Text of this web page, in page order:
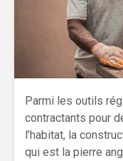
Parmi les outils
contractants pour
l’habitat, la
qui est la pierre